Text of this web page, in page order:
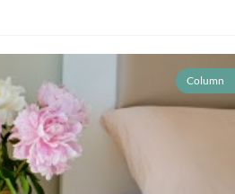
Column